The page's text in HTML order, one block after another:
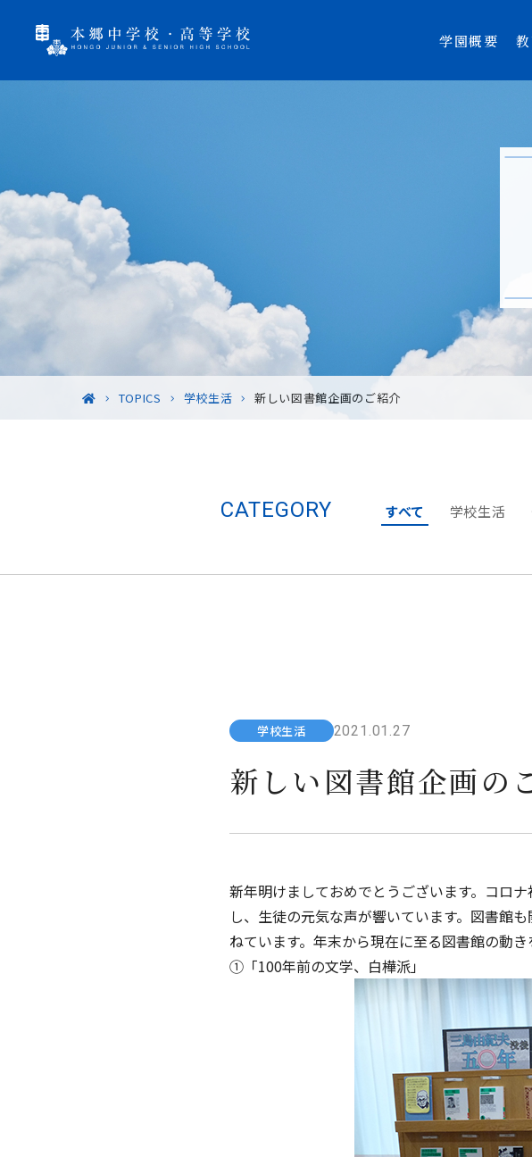
学園概要
TOPICS 学校生活 新しい図書館企画のご紹介
CATEGORY すべて 学校生活
学校生活 2021.01.27
新しい図書館企画の
新年明けましておめでとうございます。コロ
し、生徒の元気な声が響いています。図書館
ねています。年末から現在に至る図書館の動き
①「100年前の文学、白樺派」